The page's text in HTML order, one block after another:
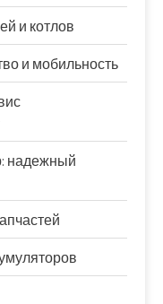
и котлов
и мобильность
надежный